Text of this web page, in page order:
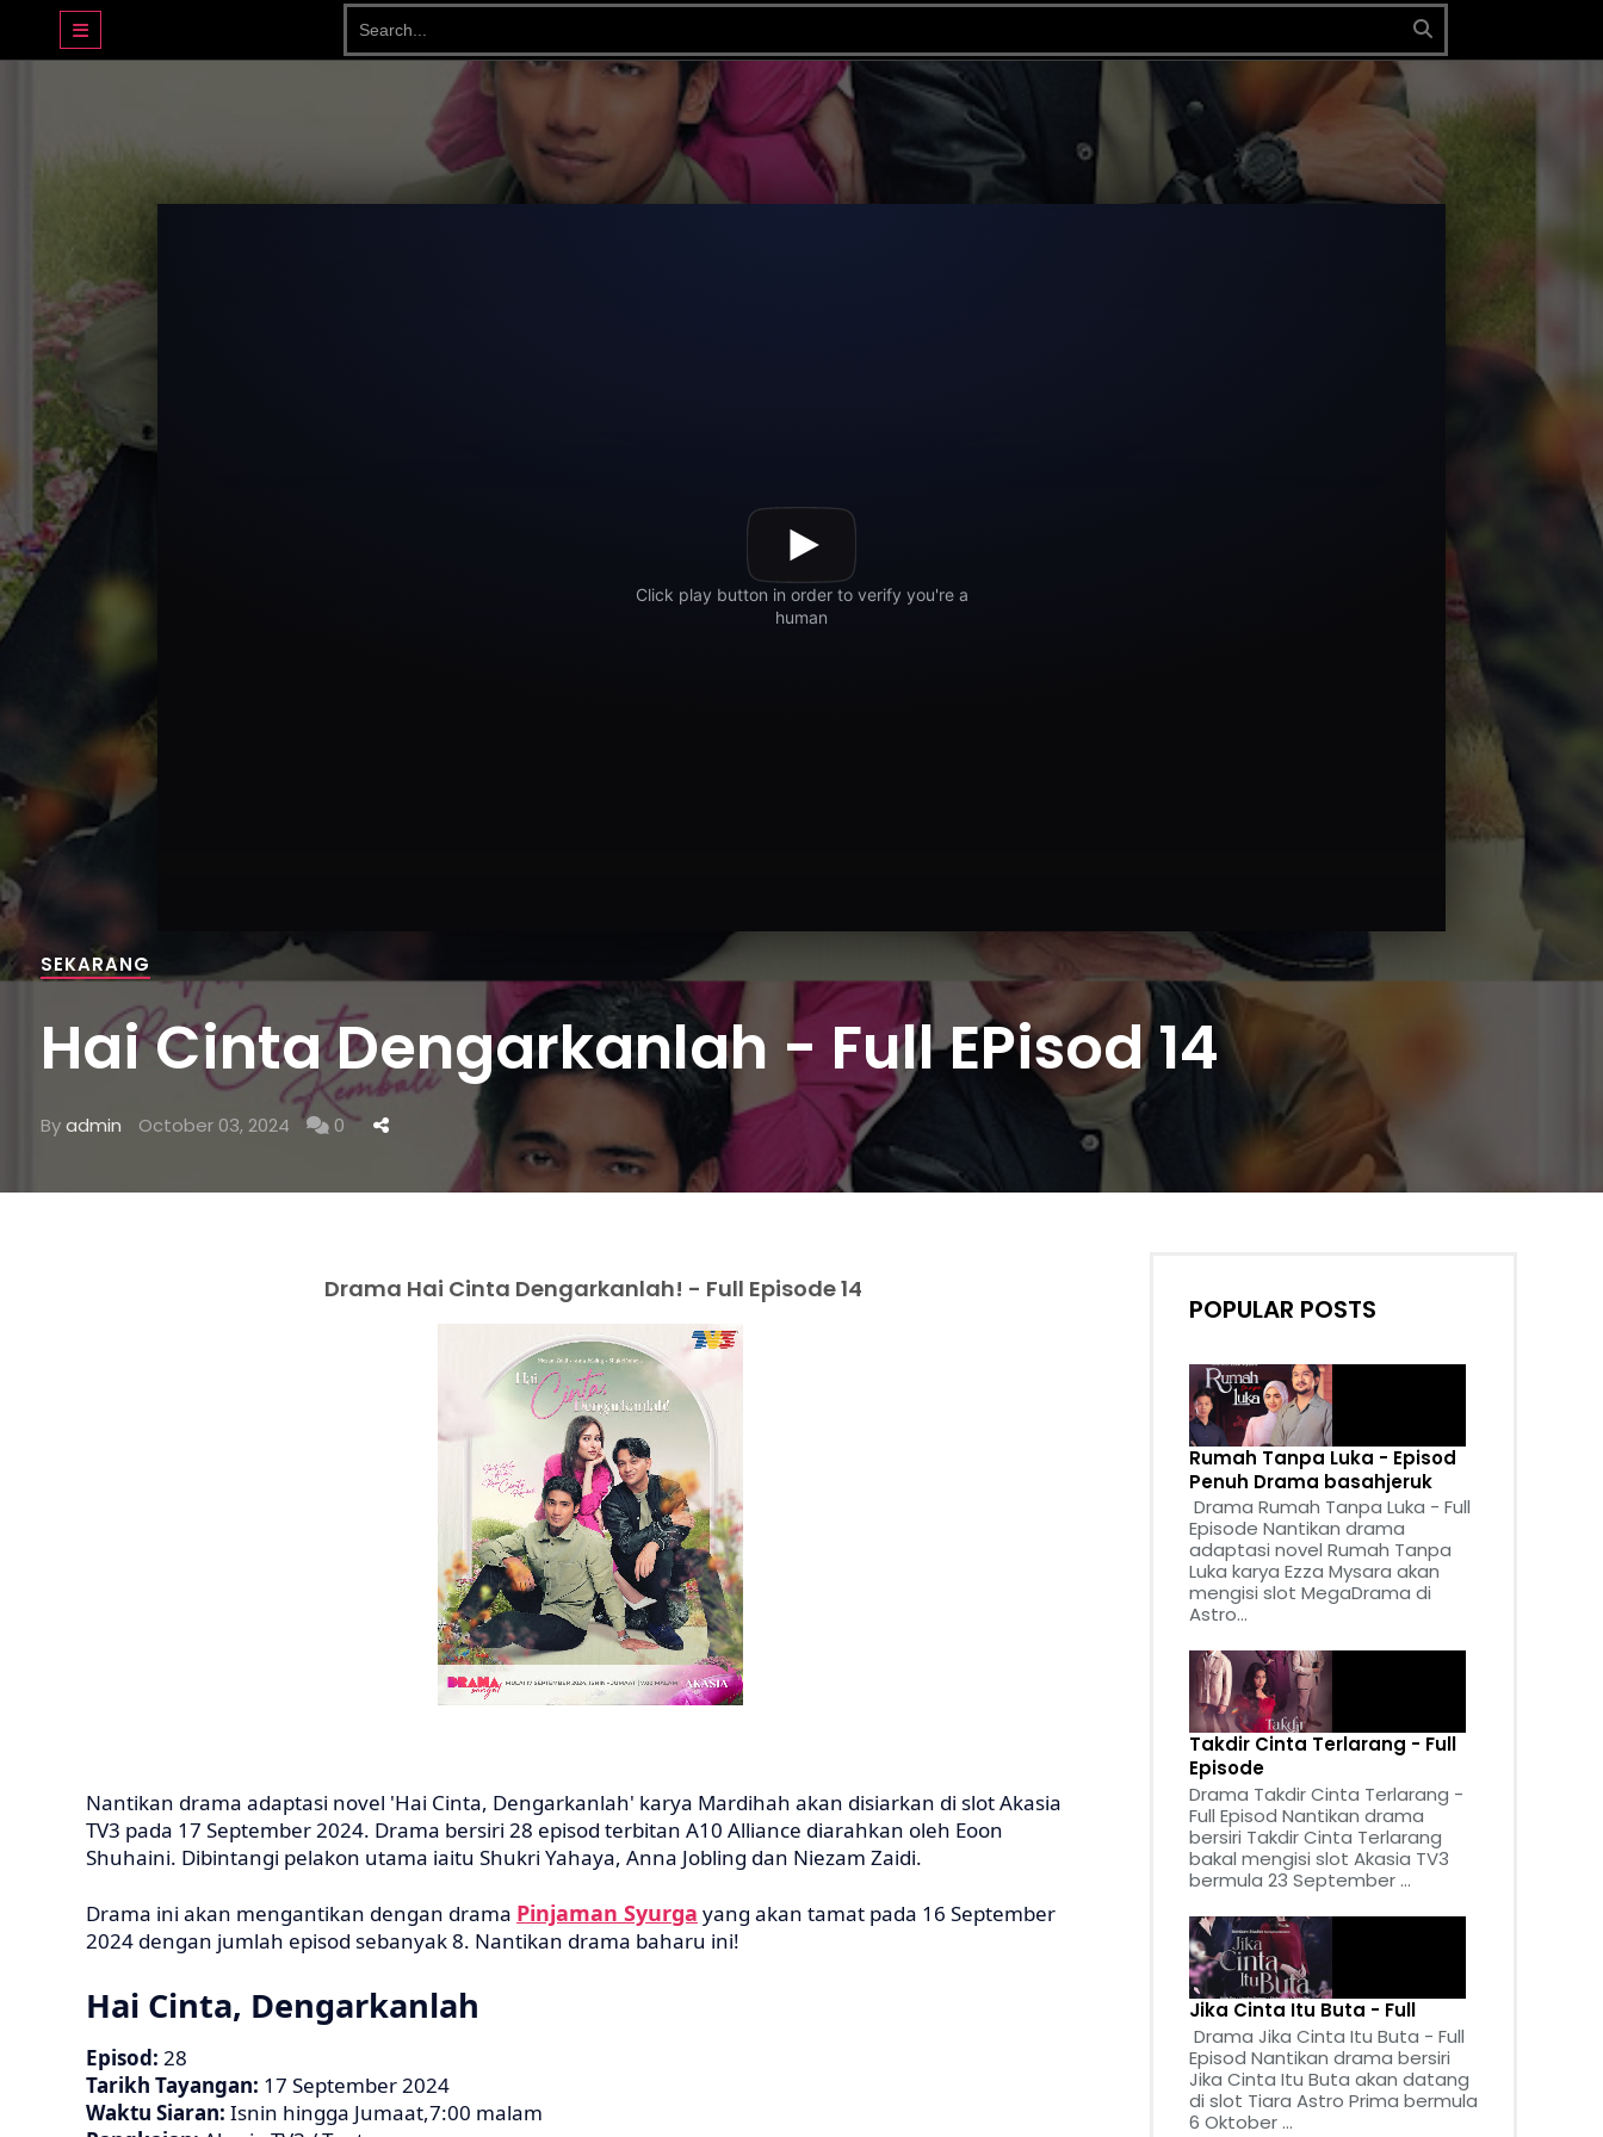
SEKARANG
Hai Cinta Dengarkanlah - Full EPisod 14
Byadmin October 03, 2024 0
Drama Hai Cinta Dengarkanlah! - Full Episode 14
Nantikan drama adaptasi novel 'Hai Cinta, Dengarkanlah' karya Mardihah akan disiarkan di slot Akasia
TV3 pada 17 September 2024. Drama bersiri 28 episod terbitan A10 Alliance diarahkan oleh Eoon
Shuhaini. Dibintangi pelakon utama iaitu Shukri Yahaya, Anna Jobling dan Niezam Zaidi.
Drama ini akan mengantikan dengan drama Pinjaman Syurga yang akan tamat pada 16 September
2024 dengan jumlah episod sebanyak 8. Nantikan drama baharu ini!
Hai Cinta, Dengarkanlah
Episod: 28
Tarikh Tayangan: 17 September 2024
Waktu Siaran: Isnin hingga Jumaat,7:00 malam
POPULAR POSTS
Rumah Tanpa Luka - Episod
Penuh Drama basahjeruk
Drama Rumah Tanpa Luka - Full
Episode Nantikan drama
adaptasi novel Rumah Tanpa
Luka karya Ezza Mysara akan
mengisi slot MegaDrama di
Astro...
Takdir Cinta Terlarang - Full
Episode
Drama Takdir Cinta Terlarang -
Full Episod Nantikan drama
bersiri Takdir Cinta Terlarang
bakal mengisi slot Akasia TV3
bermula 23 September ...
Jika Cinta Itu Buta - Full
Drama Jika Cinta Itu Buta - Full
Episod Nantikan drama bersiri
Jika Cinta Itu Buta akan datang
di slot Tiara Astro Prima bermula
6 Oktober ...